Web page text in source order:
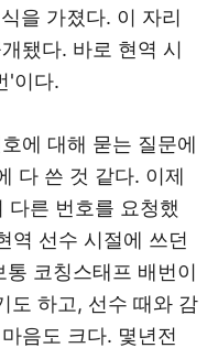
을 가졌다. 이 자리
됐다. 바로 현역 시
'이다.
에 대해 묻는 질문에
다 쓴 것 같다. 이제
다른 번호를 요청했
역 선수 시절에 쓰던
코칭스태프 배번이
도 하고, 선수 때와 감
음도 크다. 몇년전